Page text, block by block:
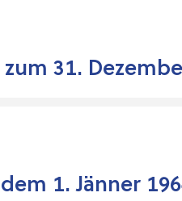
31.
1. Jänner